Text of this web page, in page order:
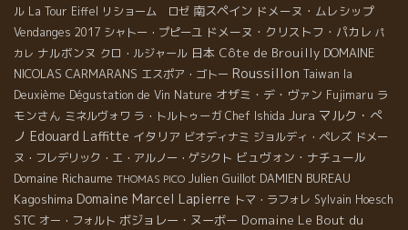
ル La Tour Eiffel リショーム ロゼ 南スペイン ドメーヌ・ムレシップ
Vendanges 2017 シャトー・プピーユ ドメーヌ・クリストフ・パカレ パ
カレ ナルボンヌ クロ・ルジャール 日本 Côte de Brouilly DOMAINE
NICOLAS CARMARANS エスポア・ゴトー Roussillon Taiwan la
Deuxième Dégustation de Vin Nature オザミ・デ・ヴァン Fujimaru ラ
モンさん ミネルヴォワ ラ・トルトゥーガ Chef Ishida Jura マルク・ぺ
ノ Edouard Laffitte イタリア ビオディナミ ジョルディ・ペレズ ドメー
ヌ・フレデリック・エ・アルノー・ゲシクト ビュヴォン・ナチュール
Domaine Richaume THOMAS PICO Julien Guillot DAMIEN BUREAU
Kagoshima Domaine Marcel Lapierre トマ・ラフォレ Sylvain Hoesch
STC オー・フォルト ボジョレー・ヌーボー Domaine Le Bout du